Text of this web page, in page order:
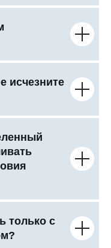
исчезните
только с